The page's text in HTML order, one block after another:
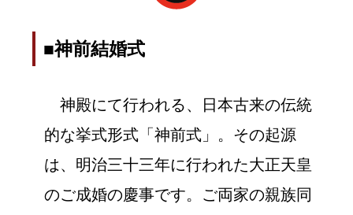
■神前結婚式
神殿にて行われる、日本古来の伝統
的な挙式形式「神前式」。その起源
は、明治三十三年に行われた大正天皇
のご成婚の慶事です。ご両家の親族同